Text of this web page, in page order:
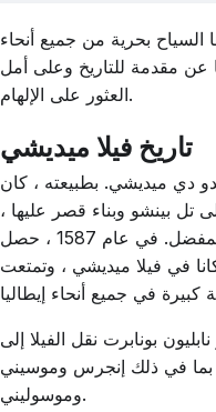
السياح بحرية من جميع أنحاء
عن مقدمة للتاريخ وعلى أمل
العثور على الإلهام.
تاريخ فيلا ميديشي
عائلة فرديناندو دي ميديشي. بطبيعته ، كان
تل بينشو وبناء قصر عليها ،
والتي من شأنها أن تضم مجموعته التي لا تقدر بثمن. كلف ميديشي ببناء مبنى بأسلوبه المفضل. في عام 1587 ، حصل
في فيلا ميديشي ، وتمتعت
، تغيرت يد الفيلا ، وغيرت مظهرها تدريجيا. في عام 1803 ، قرر نابليون بونابرت نقل الفيلا إلى
، بما في ذلك إنجرس وموسيني
وموسوليني.